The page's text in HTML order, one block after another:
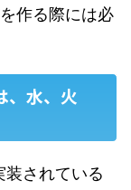
作る際には必
、水、火
されている